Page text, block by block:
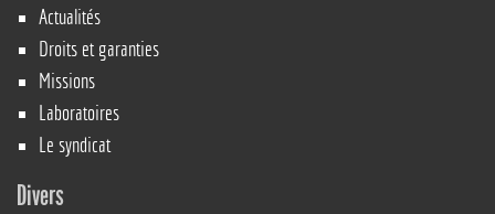
Actualités
Droits et garanties
Missions
Laboratoires
Le syndicat
Divers